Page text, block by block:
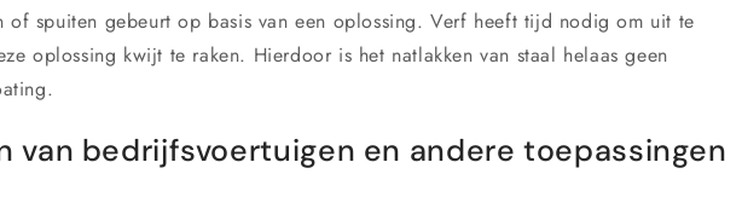
of spuiten gebeurt op basis van een oplossing. Verf heeft tijd nodig om uit te
oplossing kwijt te raken. Hierdoor is het natlakken van staal helaas geen
van bedrijfsvoertuigen en andere toepassingen